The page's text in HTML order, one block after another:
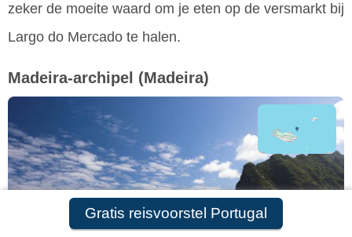
Gratis reisvoorstel Portugal
zeker de moeite waard om je eten op de versmarkt bij
Largo do Mercado te halen.
Madeira-archipel (Madeira)